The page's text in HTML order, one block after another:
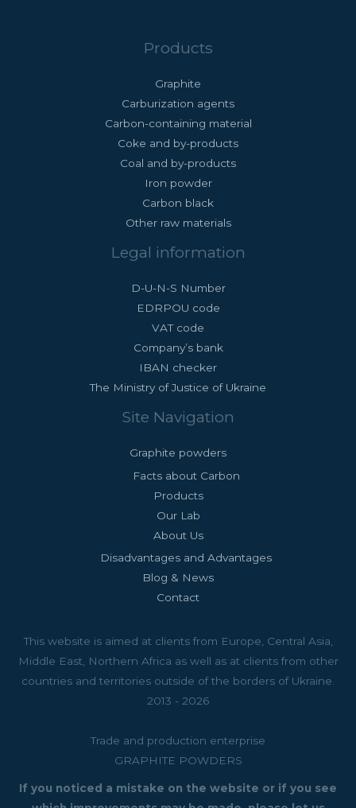
Products
Graphite
Carburization agents
Carbon-containing material
Coke and by-products
Coal and by-products
Iron powder
Carbon black
Other raw materials
Legal information
D-U-N-S Number
EDRPOU code
VAT code
Company’s bank
IBAN checker
The Ministry of Justice of Ukraine
Site Navigation
Graphite powders
Facts about Carbon
Products
Our Lab
About Us
Disadvantages and Advantages
Blog & News
Contact
This website is aimed at clients from Europe, Central Asia,
Middle East, Northern Africa as well as at clients from other
countries and territories outside of the borders of Ukraine.
2013 - 2026
Trade and production enterprise
GRAPHITE POWDERS
If you noticed a mistake on the website or if you see